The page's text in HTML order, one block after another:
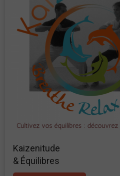
Kaizenitude
& Équilibres